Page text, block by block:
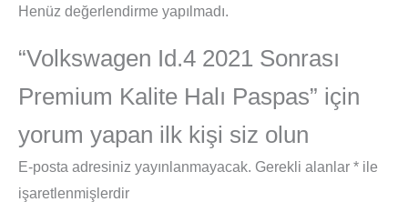
Henüz değerlendirme yapılmadı.
“Volkswagen Id.4 2021 Sonrası
Premium Kalite Halı Paspas” için
yorum yapan ilk kişi siz olun
E-posta adresiniz yayınlanmayacak. Gerekli alanlar * ile
işaretlenmişlerdir